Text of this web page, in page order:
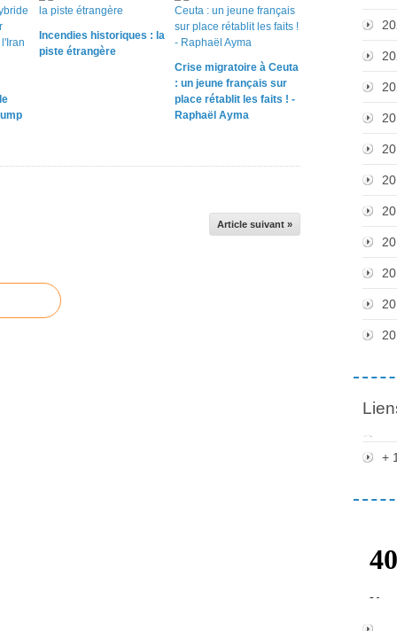
Incendies historiques : la
piste étrangère
Crise migratoire à Ceuta
: un jeune français sur
place rétablit les faits ! -
Raphaël Ayma
Article suivant »
+